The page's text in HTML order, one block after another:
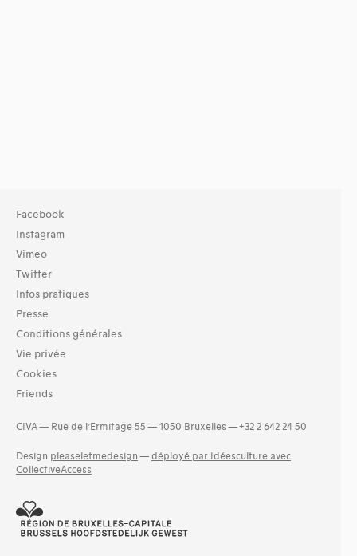
Facebook
Instagram
Vimeo
Twitter
Infos pratiques
Presse
Conditions générales
Vie privée
Cookies
Friends
CIVA — Rue de l’Ermitage 55 — 1050 Bruxelles — +32 2 642 24 50
Design pleaseletmedesign — déployé par Idéesculture avec
CollectiveAccess